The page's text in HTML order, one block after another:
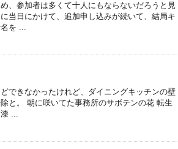
、参加者は多くて十人にもならないだろうと見
当日にかけて、追加申し込みが続いて、結局キ
を ...
できなかったけれど、ダイニングキッチンの壁
と。 朝に咲いてた事務所のサボテンの花 転生
...